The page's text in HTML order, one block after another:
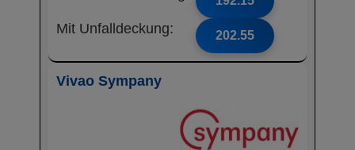
Mit Unfalldeckung: 202.55
Vivao Sympany